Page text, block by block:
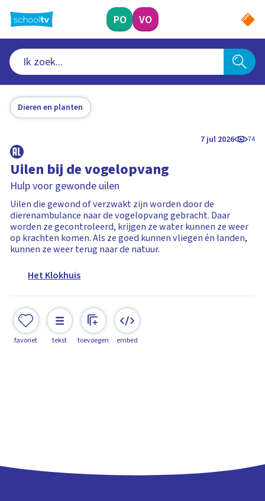
naar
hoofdinhoud
PO VO
Dieren en planten
7 jul 2026 74
Uilen bij de vogelopvang
Hulp voor gewonde uilen
Uilen die gewond of verzwakt zijn worden door de
dierenambulance naar de vogelopvang gebracht. Daar
worden ze gecontroleerd, krijgen ze water kunnen ze weer
op krachten komen. Als ze goed kunnen vliegen én landen,
kunnen ze weer terug naar de natuur.
Het Klokhuis
favoriet tekst toevoegen embed